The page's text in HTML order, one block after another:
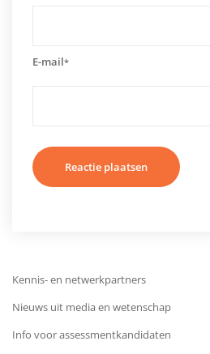
E-mail*
Kennis- en netwerkpartners
Nieuws uit media en wetenschap
Info voor assessmentkandidaten